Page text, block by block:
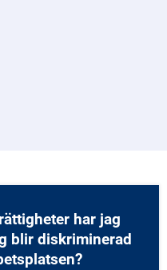
har jag
blir diskriminerad